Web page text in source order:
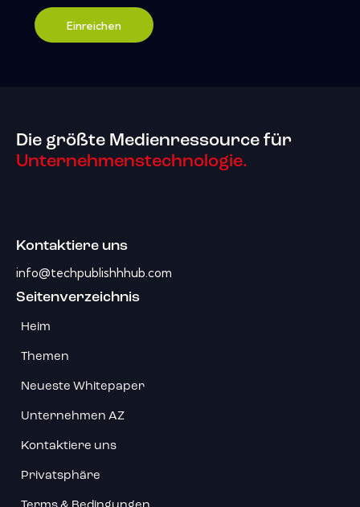
Einreichen
Die größte Medienressource für
Unternehmenstechnologie.
Kontaktiere uns
info@techpublishhhub.com
Seitenverzeichnis
Heim
Themen
Neueste Whitepaper
Unternehmen AZ
Kontaktiere uns
Privatsphäre